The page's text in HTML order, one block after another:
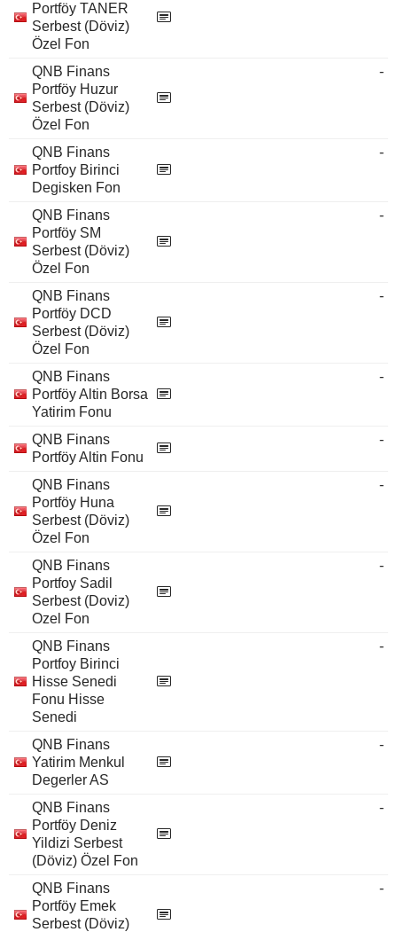
Portföy TANER
Serbest (Döviz)
Özel Fon
QNB Finans
Portföy Huzur
Serbest (Döviz)
Özel Fon
-
QNB Finans
Portfoy Birinci
Degisken Fon
-
QNB Finans
Portföy SM
Serbest (Döviz)
Özel Fon
-
QNB Finans
Portföy DCD
Serbest (Döviz)
Özel Fon
-
QNB Finans
Portföy Altin Borsa
Yatirim Fonu
-
QNB Finans
Portföy Altin Fonu
-
QNB Finans
Portföy Huna
Serbest (Döviz)
Özel Fon
-
QNB Finans
Portfoy Sadil
Serbest (Doviz)
Ozel Fon
-
QNB Finans
Portfoy Birinci
Hisse Senedi
Fonu Hisse
Senedi
-
QNB Finans
Yatirim Menkul
Degerler AS
-
QNB Finans
Portföy Deniz
Yildizi Serbest
(Döviz) Özel Fon
-
QNB Finans
Portföy Emek
Serbest (Döviz)
-